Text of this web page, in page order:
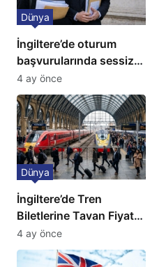
İngiltere’de oturum
başvurularında sessiz
kriz: Büyükelçilikten
açıklama!
Dünya
4 ay önce
İngiltere’de Tren
Biletlerine Tavan Fiyat:
Ulaşımda Yeni
Düzenleme
Dünya
4 ay önce